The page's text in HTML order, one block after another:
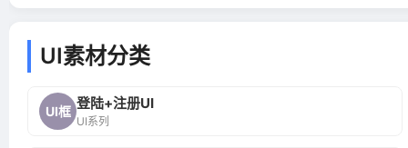
UI素材分类
UI框 登陆+注册UI
UI系列